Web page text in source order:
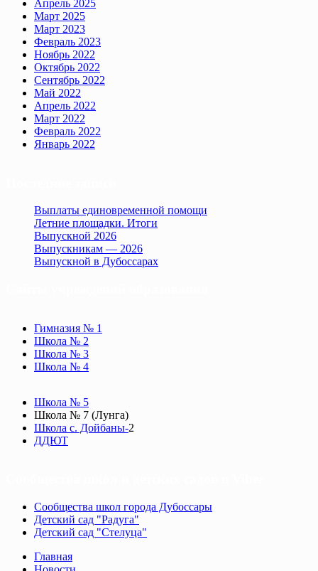
Апрель 2025
Март 2025
Март 2023
Февраль 2023
Ноябрь 2022
Октябрь 2022
Сентябрь 2022
Май 2022
Апрель 2022
Март 2022
Февраль 2022
Январь 2022
Выплаты единовременной помощи
Летние площадки. Итоги
Выпускной 2026
Выпускникам — 2026
Выпускной в Дубоссарах
Гимназия № 1
Школа № 2
Школа № 3
Школа № 4
Школа № 5
Школа № 7 (Лунга)
Школа с. Дойбаны-2
ДДЮТ
Сообщества школ города Дубоссары
Детский сад "Радуга"
Детский сад "Стелуца"
Главная